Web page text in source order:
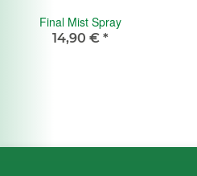
Final Mist Spray
14,90 € *